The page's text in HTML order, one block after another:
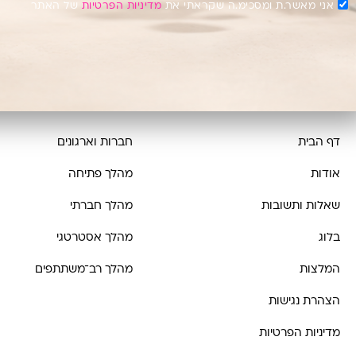
אני מאשר.ת ומסכימ.ה שקראתי את מדיניות הפרטיות של האתר
דף הבית
אודות
שאלות ותשובות
בלוג
המלצות
הצהרת נגישות
מדיניות הפרטיות
חברות וארגונים
מהלך פתיחה
מהלך חברתי
מהלך אסטרטגי
מהלך רב־משתתפים